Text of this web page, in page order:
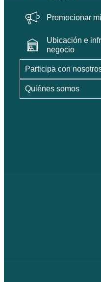
Promocionar
Ubicación e
negocio
Participa con
Quiénes somos